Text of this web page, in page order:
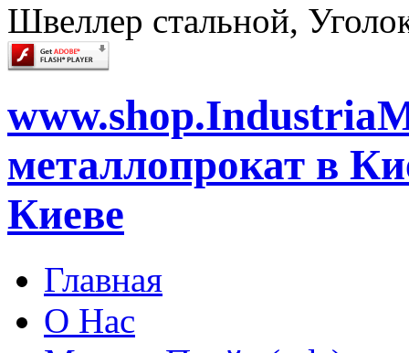
Швеллер стальной,
металлопрокат в
Киеве
Главная
О Нас